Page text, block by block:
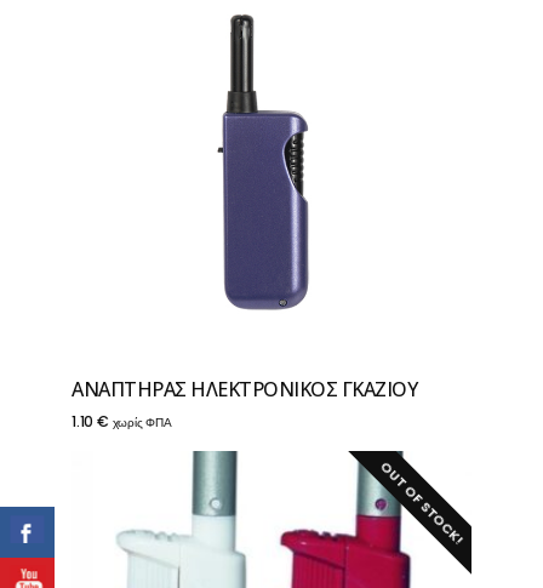
ΑΝΑΠΤΗΡΑΣ ΗΛΕΚΤΡΟΝΙΚΟΣ ΓΚΑΖΙΟΥ
1.10 € χωρίς ΦΠΑ
OUT OF STOCK!